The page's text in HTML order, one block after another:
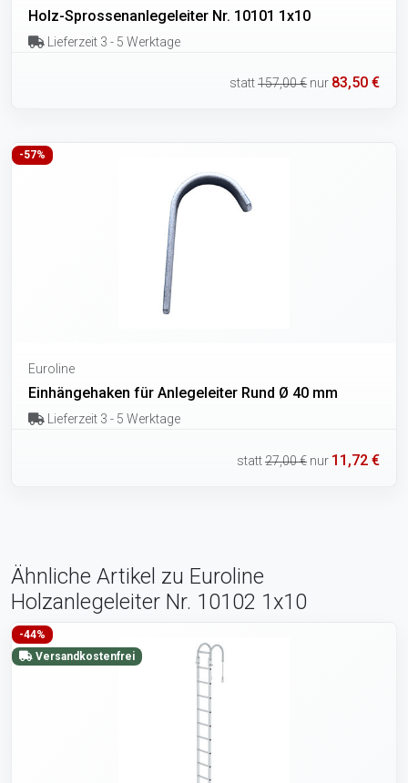
Holz-Sprossenanlegeleiter Nr. 10101 1x10
Lieferzeit 3 - 5 Werktage
statt157,00 € nur 83,50 €
-57%
Euroline
Einhängehaken für Anlegeleiter Rund Ø 40 mm
Lieferzeit 3 - 5 Werktage
statt27,00 € nur 11,72 €
Ähnliche Artikel zu Euroline
Holzanlegeleiter Nr. 10102 1x10
-44%
Versandkostenfrei